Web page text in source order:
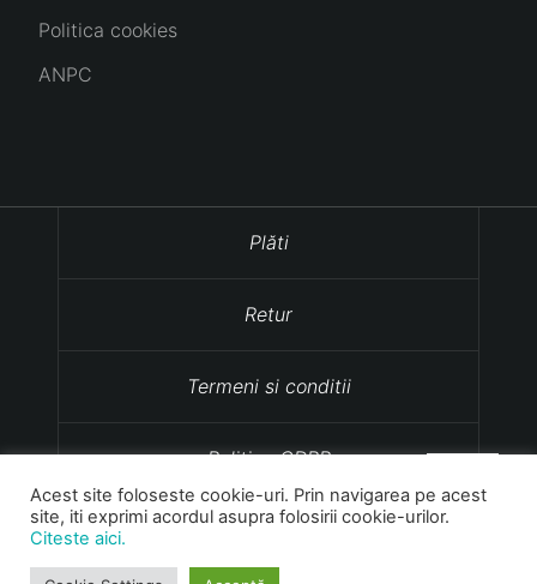
Politica cookies
ANPC
Plăti
Retur
Termeni si conditii
Politica GDPR
Politica cookies
Acest site foloseste cookie-uri. Prin navigarea pe acest
site, iti exprimi acordul asupra folosirii cookie-urilor.
Citeste aici.